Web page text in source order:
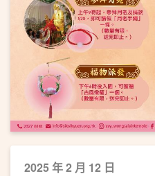
2025 年 2 月 12 日